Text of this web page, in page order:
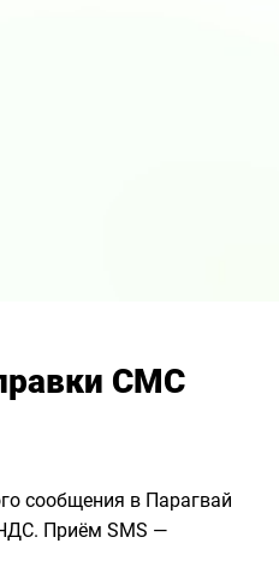
СМС
сообщения в Парагвай
Приём SMS —